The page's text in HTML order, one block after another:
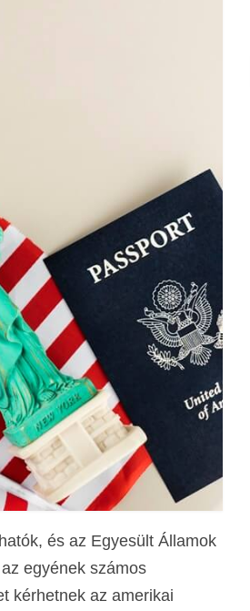
és az Egyesült Államok
egyének számos
kérhetnek az amerikai